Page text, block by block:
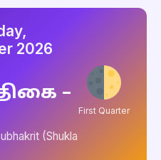
2026
–
(Shukla
First Quarter